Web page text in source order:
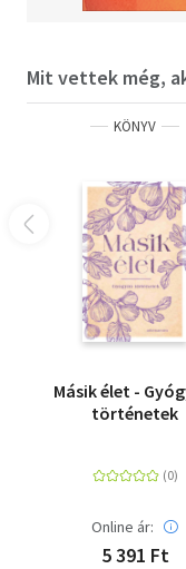
Mit vettek még,
KÖNYV
Másik élet -
történetek
Online ár:
5 391 Ft